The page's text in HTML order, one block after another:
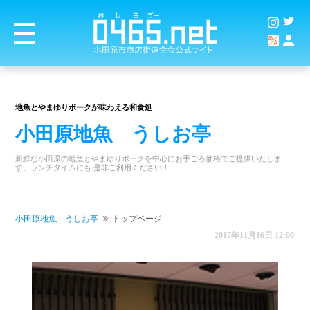
地魚とやまゆりポークが味わえる和食処
小田原地魚 うしお亭
新鮮な小田原の地魚とやまゆりポークを中心にお手ごろ価格でご提供いたしま
す。ランチタイムにも 是非ご利用ください！
小田原地魚 うしお亭
トップページ
2017年11月16日 12:00